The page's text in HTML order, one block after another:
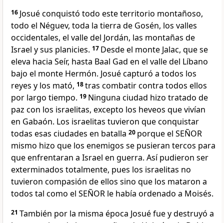
16 Josué conquistó todo este territorio montañoso,
todo el Néguev, toda la tierra de Gosén, los valles
occidentales, el valle del Jordán, las montañas de
Israel y sus planicies. 17 Desde el monte Jalac, que se
eleva hacia Seír, hasta Baal Gad en el valle del Líbano
bajo el monte Hermón. Josué capturó a todos los
reyes y los mató, 18tras combatir contra todos ellos
por largo tiempo. 19 Ninguna ciudad hizo tratado de
paz con los israelitas, excepto los heveos que vivían
en Gabaón. Los israelitas tuvieron que conquistar
todas esas ciudades en batalla 20 porque el SEÑOR
mismo hizo que los enemigos se pusieran tercos para
que enfrentaran a Israel en guerra. Así pudieron ser
exterminados totalmente, pues los israelitas no
tuvieron compasión de ellos sino que los mataron a
todos tal como el SEÑOR le había ordenado a Moisés.
21 También por la misma época Josué fue y destruyó a